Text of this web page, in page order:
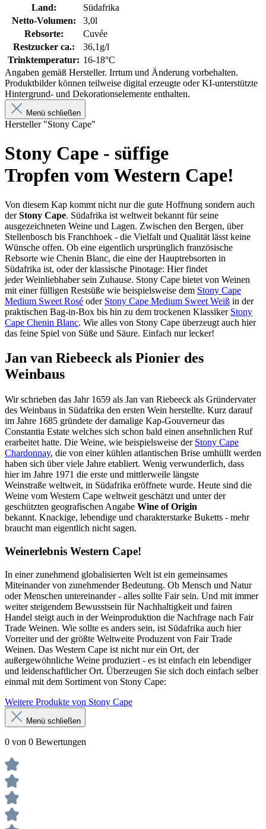
Land:
Südafrika
Netto-Volumen:
3,0l
Rebsorte:
Cuvée
Restzucker ca.:
36,1g/l
Trinktemperatur: 16-18°C
Angaben gemäß Hersteller. Irrtum und Änderung vorbehalten.
Produktbilder können teilweise digital erzeugte oder KI-unterstützte
Hintergrund- und Dekorationselemente enthalten.
Menü schließen
Hersteller "Stony Cape"
Stony Cape - süffige
Tropfen vom Western Cape!
Von diesem Kap kommt nicht nur die gute Hoffnung sondern auch
derStony Cape. Südafrika ist weltweit bekannt für seine
ausgezeichneten Weine und Lagen. Zwischen den Bergen, über
Stellenbosch bis Franchhoek - die Vielfalt und Qualität lässt keine
Wünsche offen. Ob eine eigentlich ursprünglich französische
Rebsorte wie Chenin Blanc, die eine der Hauptrebsorten in
Südafrika ist, oder der klassische Pinotage: Hier findet
jeder Weinliebhaber sein Zuhause. Stony Cape bietet von Weinen
mit einer fülligen Restsüße wie beispielsweise dem Stony Cape
Medium Sweet Rosé oder Stony Cape Medium Sweet Weiß in der
praktischen Bag-in-Box bis hin zu dem trockenen Klassiker Stony
Cape Chenin Blanc. Wie alles von Stony Cape überzeugt auch hier
das feine Spiel von Süße und Säure. Einfach nur lecker!
Jan van Riebeeck als Pionier des
Weinbaus
Wir schrieben das Jahr 1659 als Jan van Riebeeck als Gründervater
des Weinbaus in Südafrika den ersten Wein herstellte. Kurz darauf
im Jahre 1685 gründete der damalige Kap-Gouverneur das
Constantia Estate welches sich schon bald einen ansehnlichen Ruf
erarbeitet hatte. Die Weine, wie beispielsweise der Stony Cape
Chardonnay, die von einer kühlen atlantischen Brise umhüllt werden
haben sich über viele Jahre etabliert. Wenig verwunderlich, dass
hier im Jahre 1971 die erste und mittlerweile längste
Weinstraße weltweit, in Südafrika eröffnete wurde. Heute sind die
Weine vom Western Cape weltweit geschätzt und unter der
geschützten geografischen Angabe Wine of Origin
bekannt. Knackige, lebendige und charakterstarke Buketts - mehr
braucht man eigentlich nicht sagen.
Weinerlebnis Western Cape!
In einer zunehmend globalisierten Welt ist ein gemeinsames
Miteinander von zunehmender Bedeutung. Ob Mensch und Natur
oder Menschen untereinander - alles sollte Fair sein. Und mit immer
weiter steigendem Bewusstsein für Nachhaltigkeit und fairen
Handel steigt auch in der Weinproduktion die Nachfrage nach Fair
Trade Weinen. Wie sollte es anders sein, ist Südafrika auch hier
Vorreiter und der größte Weltweite Produzent von Fair Trade
Weinen. Das Western Cape ist nicht nur ein Ort, der
außergewöhnliche Weine produziert - es ist einfach ein lebendiger
und leidenschaftlicher Ort. Überzeugen Sie sich doch einfach selber
einmal mit dem Sortiment von Stony Cape:
Weitere Produkte von Stony Cape
Menü schließen
0 von 0 Bewertungen